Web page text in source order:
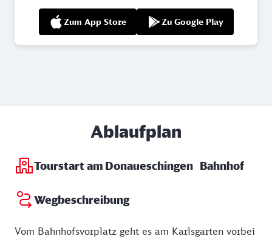
Zum App Store Zu Google Play
Ablaufplan
Tourstart am Donaueschingen Bahnhof
Wegbeschreibung
Vom Bahnhofsvorplatz geht es am Karlsgarten vorbei